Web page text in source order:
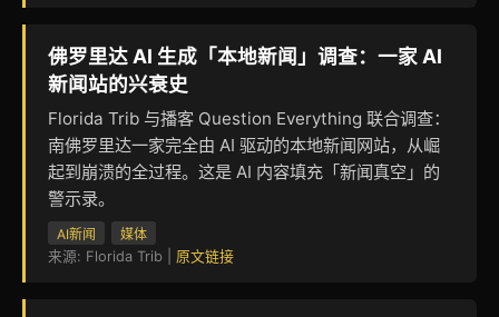
佛罗里达 AI 生成「本地新闻」调查：一家 AI
新闻站的兴衰史
Florida Trib 与播客 Question Everything 联合调查：
南佛罗里达一家完全由 AI 驱动的本地新闻网站，从崛
起到崩溃的全过程。这是 AI 内容填充「新闻真空」的
警示录。
AI新闻
媒体
来源: Florida Trib | 原文链接